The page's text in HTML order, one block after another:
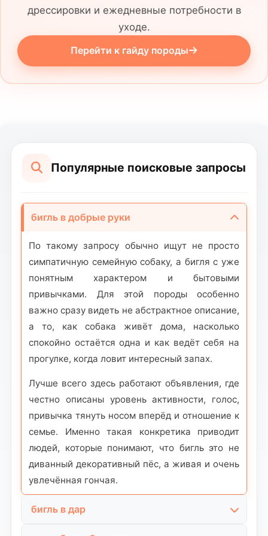
дрессировки и ежедневные потребности в
уходе.
Перейти к гайду породы
Популярные поисковые запросы
бигль в добрые руки
По такому запросу обычно ищут не просто
симпатичную семейную собаку, а бигля с уже
понятным характером и бытовыми
привычками. Для этой породы особенно
важно сразу видеть не абстрактное описание,
а то, как собака живёт дома, насколько
спокойно остаётся одна и как ведёт себя на
прогулке, когда ловит интересный запах.
Лучше всего здесь работают объявления, где
честно описаны уровень активности, голос,
привычка тянуть носом вперёд и отношение к
семье. Именно такая конкретика приводит
людей, которые понимают, что бигль это не
диванный декоративный пёс, а живая и очень
увлечённая гончая.
бигль в дар